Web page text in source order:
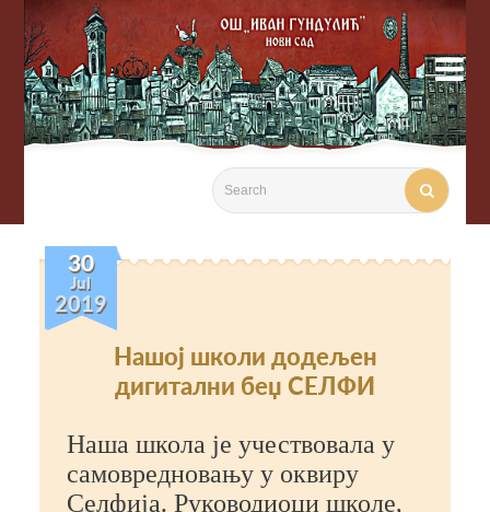

30
Jul
2019
Нашој школи додељен
дигитални беџ СЕЛФИ
Наша школа је учествовала у
самовредновању у оквиру
Селфија. Руководиоци школе,